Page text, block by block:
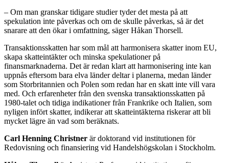
– Om man granskar tidigare studier tyder det mesta på att
spekulation inte påverkas och om de skulle påverkas, så är det
snarare att den ökar i omfattning, säger Håkan Thorsell.
Transaktionsskatten har som mål att harmonisera skatter inom EU,
skapa skatteintäkter och minska spekulationer på
finansmarknaderna. Det är redan klart att harmonisering inte kan
uppnås eftersom bara elva länder deltar i planerna, medan länder
som Storbritannien och Polen som redan har en skatt inte vill vara
med. Och erfarenheter från den svenska transaktionsskatten på
1980-talet och tidiga indikationer från Frankrike och Italien, som
nyligen infört skatter, indikerar att skatteintäkterna riskerar att bli
mycket lägre än vad som beräknats.
Carl Henning Christner är doktorand vid institutionen för
Redovisning och finansiering vid Handelshögskolan i Stockholm.